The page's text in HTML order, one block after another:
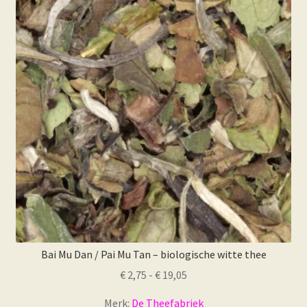
Bai Mu Dan / Pai Mu Tan – biologische witte thee
€ 2,75 - € 19,05
Merk: De Theefabriek